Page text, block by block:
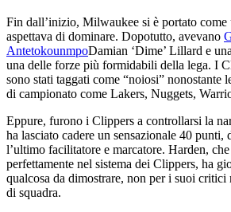
Fin dall’inizio, Milwaukee si è portato come
aspettava di dominare. Dopotutto, avevano
AntetokounmpoDamian ‘Dime’ Lillard e
una delle forze più formidabili della lega. I
sono stati taggati come “noiosi” nonostante
di campionato come Lakers, Nuggets,
Eppure, furono i Clippers a controllarsi la
ha lasciato cadere un sensazionale 40 punti,
l’ultimo facilitatore e marcatore. Harden,
perfettamente nel sistema dei Clippers, ha
qualcosa da dimostrare, non per i suoi critici
di squadra.